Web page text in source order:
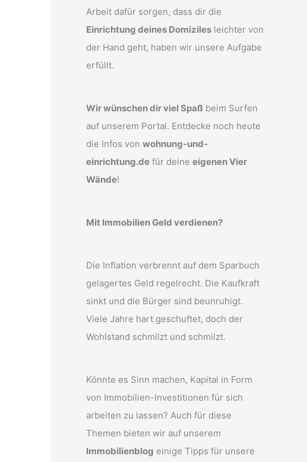
Arbeit dafür sorgen, dass dir die
Einrichtung deines Domiziles leichter von
der Hand geht, haben wir unsere Aufgabe
erfüllt.
Wir wünschen dir viel Spaß beim Surfen
auf unserem Portal. Entdecke noch heute
die Infos von wohnung-und-
einrichtung.de für deine eigenen Vier
Wände!
Mit Immobilien Geld verdienen?
Die Inflation verbrennt auf dem Sparbuch
gelagertes Geld regelrecht. Die Kaufkraft
sinkt und die Bürger sind beunruhigt.
Viele Jahre hart geschuftet, doch der
Wohlstand schmilzt und schmilzt.
Könnte es Sinn machen, Kapital in Form
von Immobilien-Investitionen für sich
arbeiten zu lassen? Auch für diese
Themen bieten wir auf unserem
Immobilienblog einige Tipps für unsere